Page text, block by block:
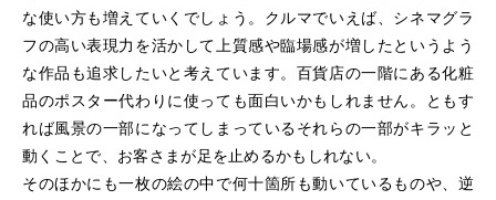
な使い方も増えていくでしょう。クルマでいえば、シネマグラ
フの高い表現力を活かして上質感や臨場感が増したというよう
な作品も追求したいと考えています。百貨店の一階にある化粧
品のポスター代わりに使っても面白いかもしれません。ともす
れば風景の一部になってしまっているそれらの一部がキラッと
動くことで、お客さまが足を止めるかもしれない。
そのほかにも一枚の絵の中で何十箇所も動いているものや、逆